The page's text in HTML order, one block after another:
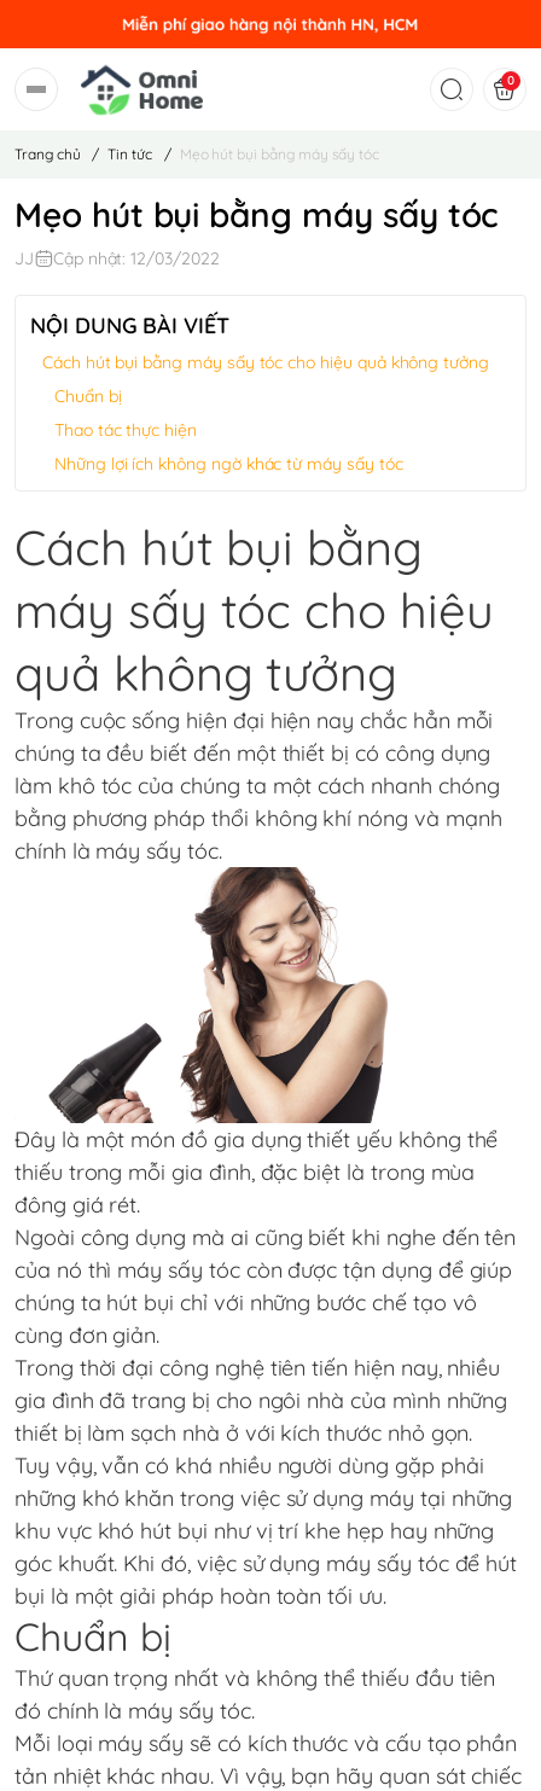
0
Trang chủ / Tin tức / Mẹo hút bụi bằng máy sấy tóc
Mẹo hút bụi bằng máy sấy tóc
JJ Cập nhật: 12/03/2022
NỘI DUNG BÀI VIẾT
Cách hút bụi bằng máy sấy tóc cho hiệu quả không tưởng
Chuẩn bị
Thao tác thực hiện
Những lợi ích không ngờ khác từ máy sấy tóc
Cách hút bụi bằng
máy sấy tóc cho hiệu
quả không tưởng
Trong cuộc sống hiện đại hiện nay chắc hẳn mỗi
chúng ta đều biết đến một thiết bị có công dụng
làm khô tóc của chúng ta một cách nhanh chóng
bằng phương pháp thổi không khí nóng và mạnh
chính là máy sấy tóc.
Đây là một món đồ gia dụng thiết yếu không thể
thiếu trong mỗi gia đình, đặc biệt là trong mùa
đông giá rét.
Ngoài công dụng mà ai cũng biết khi nghe đến tên
của nó thì máy sấy tóc còn được tận dụng để giúp
chúng ta hút bụi chỉ với những bước chế tạo vô
cùng đơn giản.
Trong thời đại công nghệ tiên tiến hiện nay, nhiều
gia đình đã trang bị cho ngôi nhà của mình những
thiết bị làm sạch nhà ở với kích thước nhỏ gọn.
Tuy vậy, vẫn có khá nhiều người dùng gặp phải
những khó khăn trong việc sử dụng máy tại những
khu vực khó hút bụi như vị trí khe hẹp hay những
góc khuất. Khi đó, việc sử dụng máy sấy tóc để hút
bụi là một giải pháp hoàn toàn tối ưu.
Chuẩn bị
Thứ quan trọng nhất và không thể thiếu đầu tiên
đó chính là máy sấy tóc.
Mỗi loại máy sấy sẽ có kích thước và cấu tạo phần
tản nhiệt khác nhau. Vì vậy, bạn hãy quan sát chiếc